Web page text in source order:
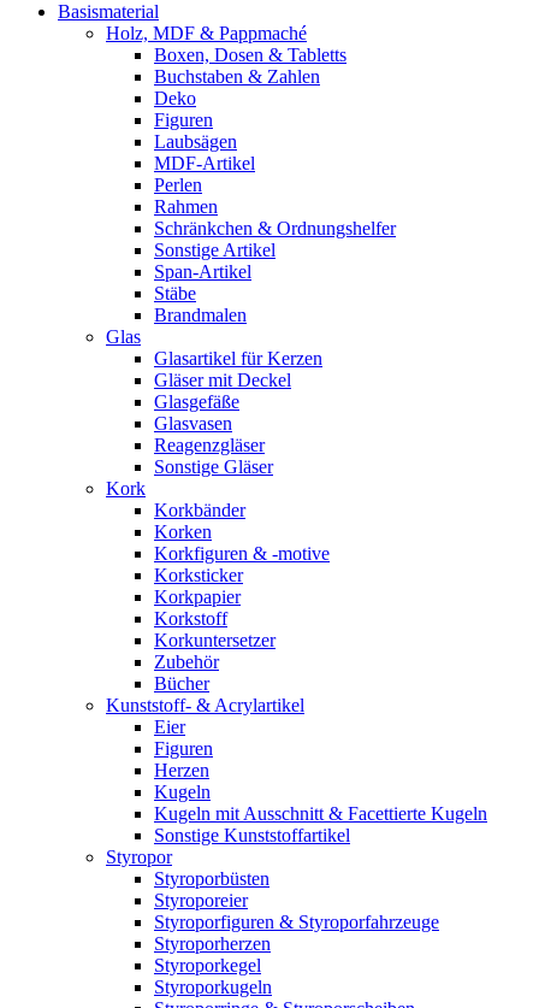
Basismaterial
Holz, MDF & Pappmaché
Boxen, Dosen & Tabletts
Buchstaben & Zahlen
Deko
Figuren
Laubsägen
MDF-Artikel
Perlen
Rahmen
Schränkchen & Ordnungshelfer
Sonstige Artikel
Span-Artikel
Stäbe
Brandmalen
Glas
Glasartikel für Kerzen
Gläser mit Deckel
Glasgefäße
Glasvasen
Reagenzgläser
Sonstige Gläser
Kork
Korkbänder
Korken
Korkfiguren & -motive
Korksticker
Korkpapier
Korkstoff
Korkuntersetzer
Zubehör
Bücher
Kunststoff- & Acrylartikel
Eier
Figuren
Herzen
Kugeln
Kugeln mit Ausschnitt & Facettierte Kugeln
Sonstige Kunststoffartikel
Styropor
Styroporbüsten
Styroporeier
Styroporfiguren & Styroporfahrzeuge
Styroporherzen
Styroporkegel
Styroporkugeln